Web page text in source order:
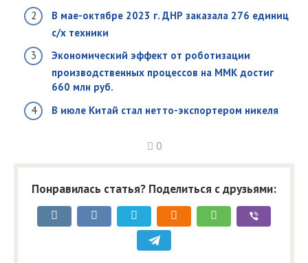
В мае-октябре 2023 г. ДНР заказала 276 единиц
с/х техники
Экономический эффект от роботизации
производственных процессов на ММК достиг
660 млн руб.
В июле Китай стал нетто-экспортером никеля
0
Понравилась статья? Поделиться с друзьями: